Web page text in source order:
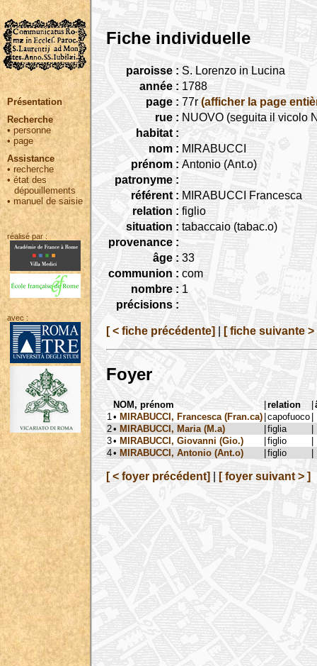
Présentation
Recherche
• personne
•page
Assistance
• recherche
•état des
dépouillements
•manuel de saisie
réalisé par :
avec :
Fiche individuelle
paroisse : S. Lorenzo in Lucina
année : 1788
page : 77r (afficher la page
rue : NUOVO (seguita il vicolo
habitat :
nom : MIRABUCCI
prénom : Antonio (Ant.o)
patronyme :
référent : MIRABUCCI Francesca
relation : figlio
situation : tabaccaio (tabac.o)
provenance :
âge : 33
communion : com
nombre : 1
précisions :
[ < fiche précédente] [ fiche suivante >
Foyer
NOM, prénom |relation |
1 • MIRABUCCI, Francesca (Fran.ca) |capofuoco |
2• MIRABUCCI, Maria (M.a) |figlia
|
3• MIRABUCCI, Giovanni (Gio.) |figlio
|
4• MIRABUCCI, Antonio (Ant.o) |figlio |
[ < foyer précédent] [ foyer suivant > ]